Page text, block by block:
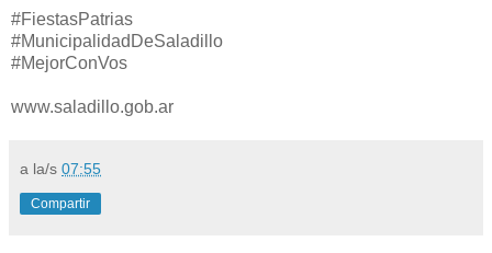
#FiestasPatrias
#MunicipalidadDeSaladillo
#MejorConVos
www.saladillo.gob.ar
a la/s 07:55
Compartir